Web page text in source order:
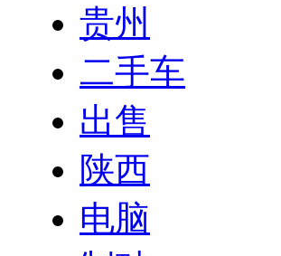
贵州
二手车
出售
陕西
电脑